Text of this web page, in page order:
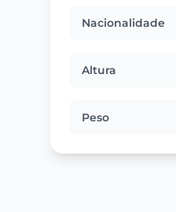
Nacionalidade
Altura
Peso